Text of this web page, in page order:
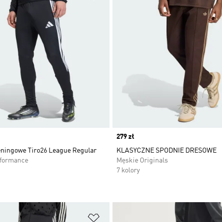
Tiro26 League Regular
Price
279 zł
KLASYCZNE SPODNIE DRESOWE
Męskie Originals
7 kolory